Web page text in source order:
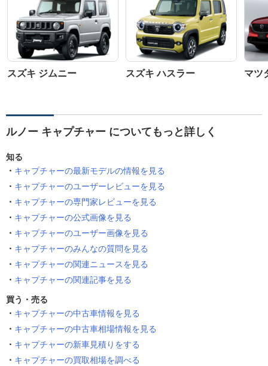
スズキ ジムニー スズキ ハスラー マツ
ルノー キャプチャー についてもっと詳しく
知る
キャプチャーの最新モデルの情報を見る
キャプチャーのユーザーレビューを見る
キャプチャーの専門家レビューを見る
キャプチャーの公式画像を見る
キャプチャーのユーザー画像を見る
キャプチャーのみんなの質問を見る
キャプチャーの関連ニュースを見る
キャプチャーの関連記事を見る
買う・売る
キャプチャーの中古車情報を見る
キャプチャーの中古車相場情報を見る
キャプチャーの新車見積りをする
キャプチャーの買取相場を調べる